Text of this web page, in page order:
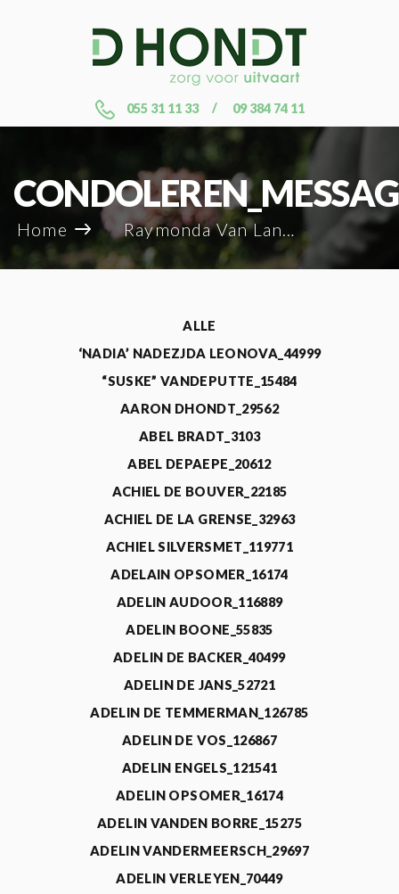
055 31 11 33 09 384 74 11
Home Raymonda Van Lancker_20692
ALLE
‘NADIA’ NADEZJDA LEONOVA_44999
“SUSKE” VANDEPUTTE_15484
AARON DHONDT_29562
ABEL BRADT_3103
ABEL DEPAEPE_20612
ACHIEL DE BOUVER_22185
ACHIEL DE LA GRENSE_32963
ACHIEL SILVERSMET_119771
ADELAIN OPSOMER_16174
ADELIN AUDOOR_116889
ADELIN BOONE_55835
ADELIN DE BACKER_40499
ADELIN DE JANS_52721
ADELIN DE TEMMERMAN_126785
ADELIN DE VOS_126867
ADELIN ENGELS_121541
ADELIN OPSOMER_16174
ADELIN VANDEN BORRE_15275
ADELIN VANDERMEERSCH_29697
ADELIN VERLEYEN_70449